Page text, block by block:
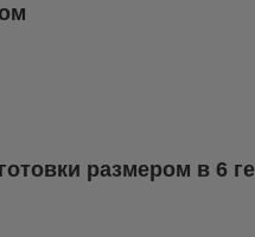
размером в 6